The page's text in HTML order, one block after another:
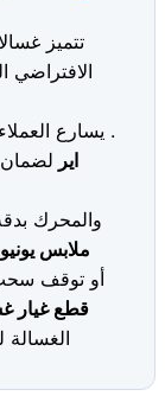
تتميز
الافتراضي
. يسارع
اير
والمحرك
ملابس
أو توقف
قطع غيار
الغسالة